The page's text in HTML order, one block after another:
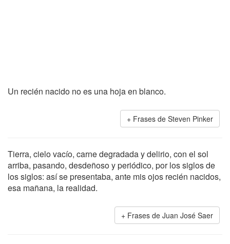
Un recién nacido no es una hoja en blanco.
Frases de Steven Pinker
Tierra, cielo vacío, carne degradada y delirio, con el sol
arriba, pasando, desdeñoso y periódico, por los siglos de
los siglos: así se presentaba, ante mis ojos recién nacidos,
esa mañana, la realidad.
Frases de Juan José Saer